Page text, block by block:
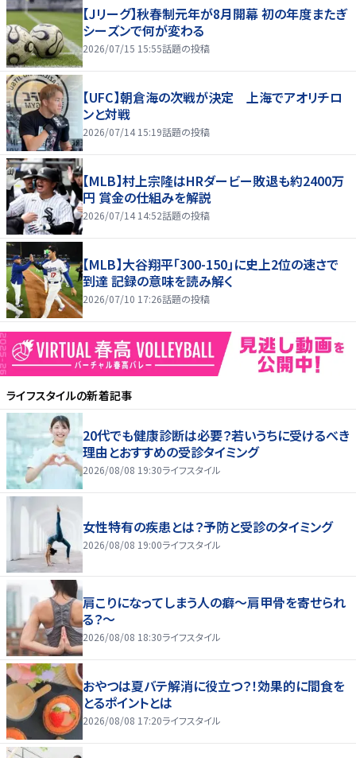
【Jリーグ】秋春制元年が8月開幕 初の年度またぎ
シーズンで何が変わる
2026/07/15 15:55話題の投稿
【UFC】朝倉海の次戦が決定 上海でアオリチロ
ンと対戦
2026/07/14 15:19話題の投稿
【MLB】村上宗隆はHRダービー敗退も約2400万
円 賞金の仕組みを解説
2026/07/14 14:52話題の投稿
【MLB】大谷翔平「300-150」に史上2位の速さで
到達 記録の意味を読み解く
2026/07/10 17:26話題の投稿
ライフスタイルの新着記事
20代でも健康診断は必要？若いうちに受けるべき
理由とおすすめの受診タイミング
2026/08/08 19:30ライフスタイル
女性特有の疾患とは？予防と受診のタイミング
2026/08/08 19:00ライフスタイル
肩こりになってしまう人の癖～肩甲骨を寄せられ
る？～
2026/08/08 18:30ライフスタイル
おやつは夏バテ解消に役立つ？！効果的に間食を
とるポイントとは
2026/08/08 17:20ライフスタイル